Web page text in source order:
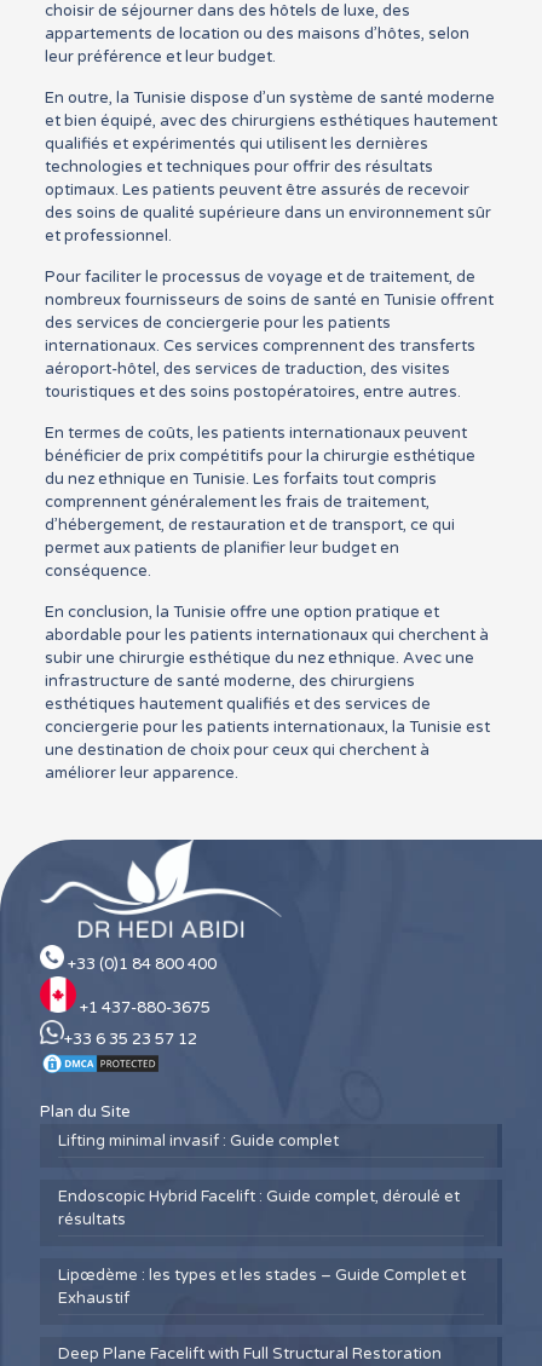
choisir de séjourner dans des hôtels de luxe, des
appartements de location ou des maisons d’hôtes, selon
leur préférence et leur budget.
En outre, la Tunisie dispose d’un système de santé moderne
et bien équipé, avec des chirurgiens esthétiques hautement
qualifiés et expérimentés qui utilisent les dernières
technologies et techniques pour offrir des résultats
optimaux. Les patients peuvent être assurés de recevoir
des soins de qualité supérieure dans un environnement sûr
et professionnel.
Pour faciliter le processus de voyage et de traitement, de
nombreux fournisseurs de soins de santé en Tunisie offrent
des services de conciergerie pour les patients
internationaux. Ces services comprennent des transferts
aéroport-hôtel, des services de traduction, des visites
touristiques et des soins postopératoires, entre autres.
En termes de coûts, les patients internationaux peuvent
bénéficier de prix compétitifs pour la chirurgie esthétique
du nez ethnique en Tunisie. Les forfaits tout compris
comprennent généralement les frais de traitement,
d’hébergement, de restauration et de transport, ce qui
permet aux patients de planifier leur budget en
conséquence.
En conclusion, la Tunisie offre une option pratique et
abordable pour les patients internationaux qui cherchent à
subir une chirurgie esthétique du nez ethnique. Avec une
infrastructure de santé moderne, des chirurgiens
esthétiques hautement qualifiés et des services de
conciergerie pour les patients internationaux, la Tunisie est
une destination de choix pour ceux qui cherchent à
améliorer leur apparence.
+33 (0)1 84 800 400
+1 437-880-3675
+33 6 35 23 57 12
Plan du Site
Lifting minimal invasif : Guide complet
Endoscopic Hybrid Facelift : Guide complet, déroulé et
résultats
Lipœdème : les types et les stades – Guide Complet et
Exhaustif
Deep Plane Facelift with Full Structural Restoration